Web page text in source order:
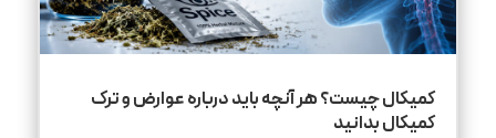
کمیکال چیست؟ هر آنچه باید درباره عوارض و ترک
کمیکال بدانید